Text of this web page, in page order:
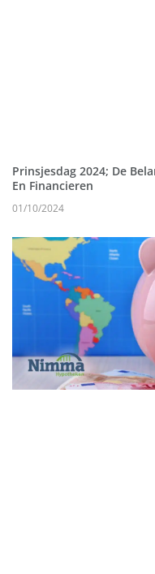
Prinsjesdag 2024; De
En Financieren
01/10/2024